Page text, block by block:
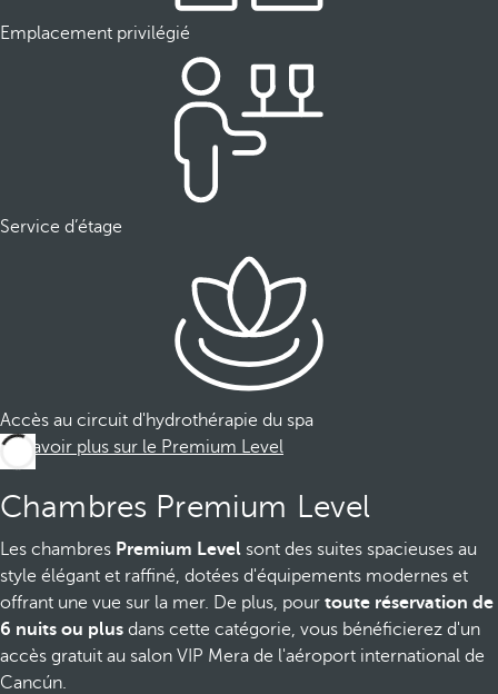
Emplacement privilégié
Service d’étage
Accès au circuit d'hydrothérapie du spa
En savoir plus sur le Premium Level
Chambres Premium Level
Les chambres Premium Level sont des suites spacieuses au
style élégant et raffiné, dotées d'équipements modernes et
offrant une vue sur la mer. De plus, pour toute réservation de
6 nuits ou plus dans cette catégorie, vous bénéficierez d'un
accès gratuit au salon VIP Mera de l'aéroport international de
Cancún.